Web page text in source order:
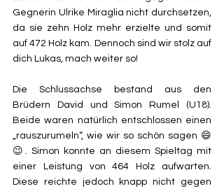
Gegnerin Ulrike Miraglia nicht durchsetzen,
da sie zehn Holz mehr erzielte und somit
auf 472 Holz kam. Dennoch sind wir stolz auf
dich Lukas, mach weiter so!
Die Schlussachse bestand aus den
Brüdern David und Simon Rumel (U18).
Beide waren natürlich entschlossen einen
„rauszurumeln“, wie wir so schön sagen 😄
😉. Simon konnte an diesem Spieltag mit
einer Leistung von 464 Holz aufwarten.
Diese reichte jedoch knapp nicht gegen